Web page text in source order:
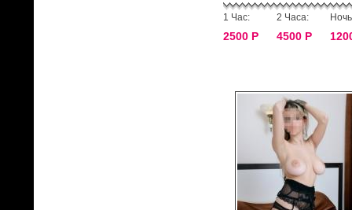
1 Час:
2500 Р
2 Часа:
4500 Р